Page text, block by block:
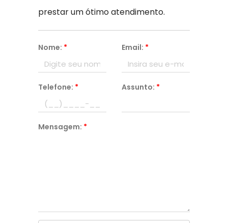
prestar um ótimo atendimento.
Nome: * Email: *
Telefone: * Assunto: *
Mensagem: *